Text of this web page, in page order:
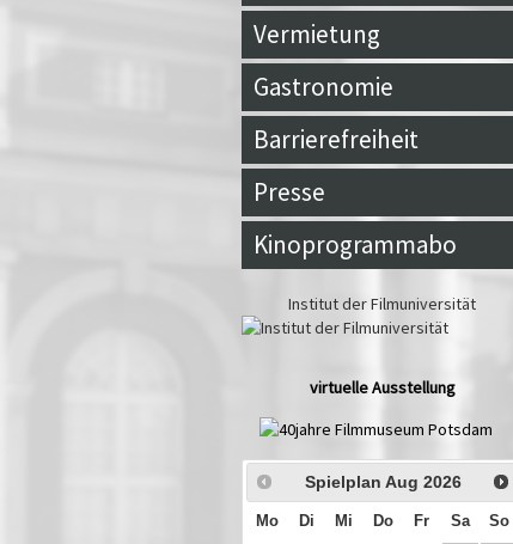
Vermietung
Gastronomie
Barrierefreiheit
Presse
Kinoprogrammabo
Institut der Filmuniversität
virtuelle Ausstellung
Spielplan Aug 2026
Mo Di Mi Do Fr Sa So